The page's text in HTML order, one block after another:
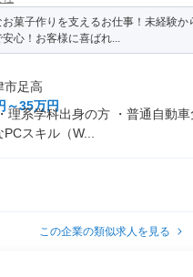
菓子作りを支えるお仕事！未経験か
心！お客様に喜ばれ...
市足高
～35万円
理系学科出身の方 ・普通自動車
PCスキル（W...
この企業の類似求人を見る